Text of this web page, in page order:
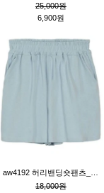
25,000원
6,900원
18,000원